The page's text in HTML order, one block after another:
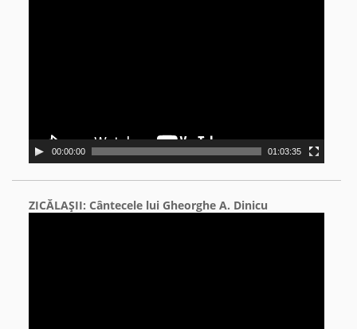
00:00:00 01:03:35
ZICĂLAŞII: Cântecele lui Gheorghe A. Dinicu